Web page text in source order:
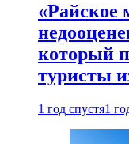
«Райское
который
туристы
1 год спустя1